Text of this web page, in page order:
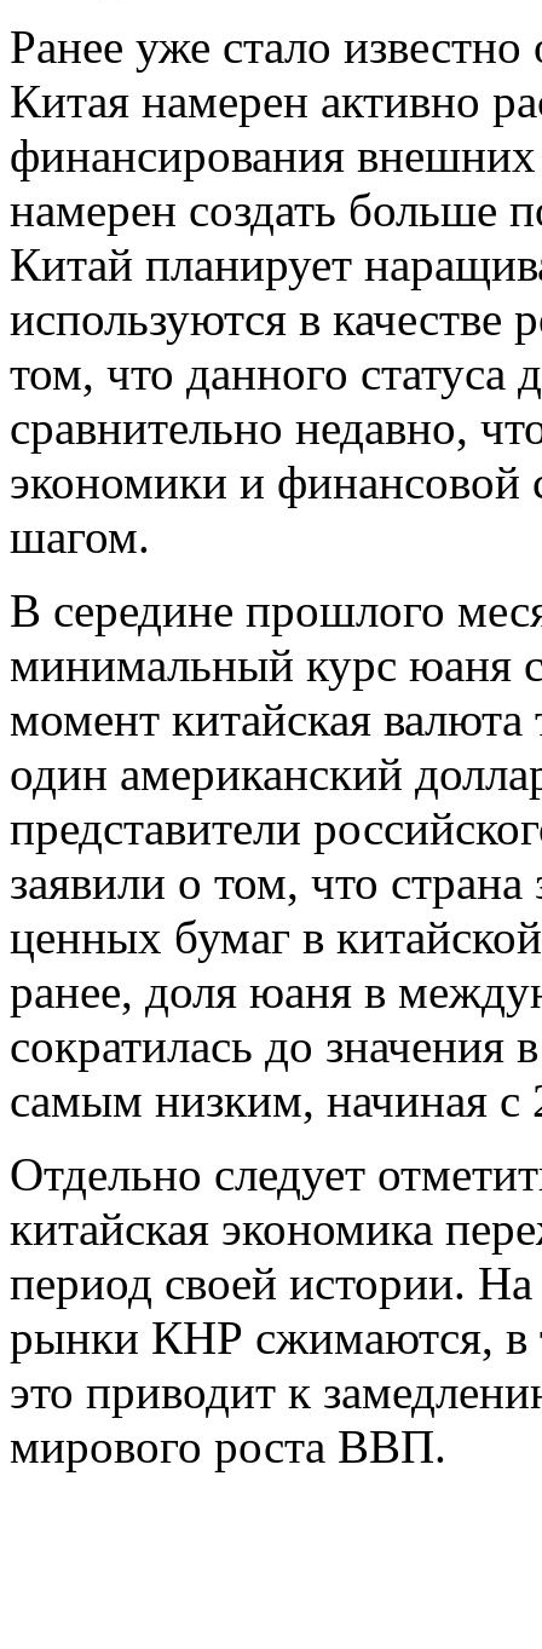
Ранее уже стало
Китая намерен активно
финансирования
намерен создать больше
Китай планирует
используются в
том, что данного
сравнительно недавно,
экономики и
шагом.
В середине прошлого
минимальный курс юаня
момент китайская валюта
один американский
представители
заявили о том, что
ценных бумаг в
ранее, доля юаня в
сократилась до значения
самым низким, начиная с
Отдельно следует
китайская экономика
период своей истории.
рынки КНР сжимаются, в
это приводит к
мирового роста ВВП.